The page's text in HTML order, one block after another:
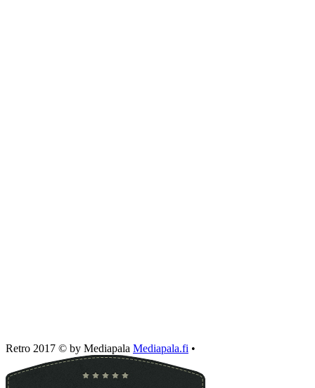
Retro 2017 © by Mediapala Mediapala.fi •